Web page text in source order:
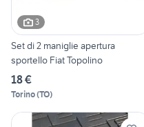
3
Set di 2 maniglie apertura
sportello Fiat Topolino
18 €
Torino(TO)